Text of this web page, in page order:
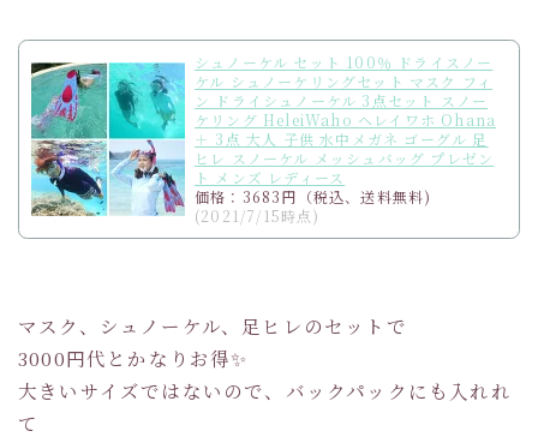
シュノーケル セット 100％ ドライスノー
ケル シュノーケリングセット マスク フィ
ン ドライシュノーケル 3点セット スノー
ケリング HeleiWaho ヘレイワホ Ohana
＋ 3点 大人 子供 水中メガネ ゴーグル 足
ヒレ スノーケル メッシュバッグ プレゼン
ト メンズ レディース
価格：3683円（税込、送料無料)
(2021/7/15時点)
マスク、シュノーケル、足ヒレのセットで
3000円代とかなりお得✨
大きいサイズではないので、バックパックにも入れれ
て